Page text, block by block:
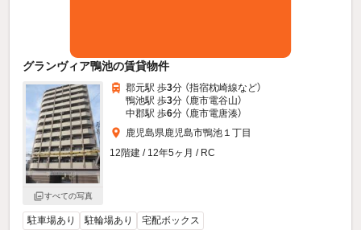
グランヴィア鴨池の賃貸物件
すべての写真
郡元駅 歩3分 （指宿枕崎線など）
鴨池駅 歩3分 （鹿市電谷山）
中郡駅 歩6分 （鹿市電唐湊）
鹿児島県鹿児島市鴨池１丁目
12階建 / 12年5ヶ月 / RC
駐車場あり 駐輪場あり 宅配ボックス